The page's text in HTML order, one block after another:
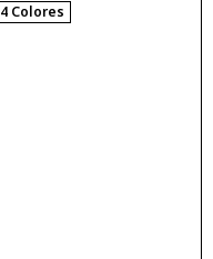
4 Colores